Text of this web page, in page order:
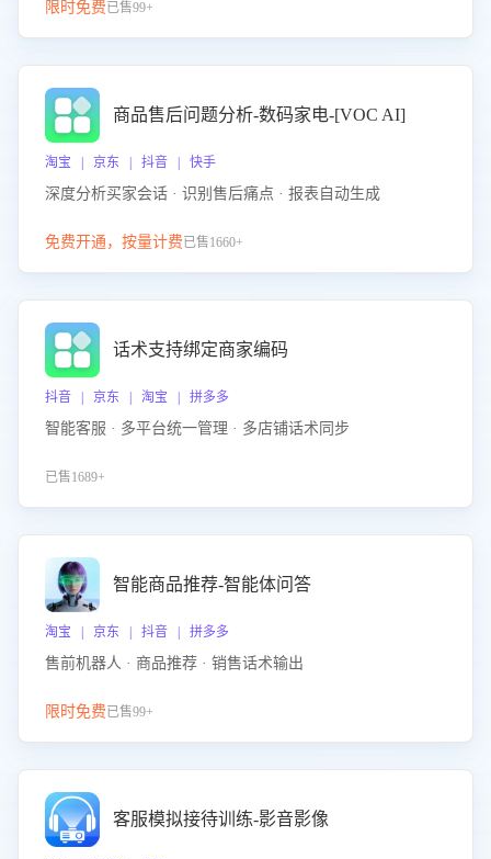
限时免费已售99+
商品售后问题分析-数码家电-[VOC AI]
淘宝 | 京东 | 抖音 | 快手
深度分析买家会话 · 识别售后痛点 · 报表自动生成
免费开通，按量计费已售1660+
话术支持绑定商家编码
抖音 | 京东 | 淘宝 | 拼多多
智能客服 · 多平台统一管理 · 多店铺话术同步
已售1689+
智能商品推荐-智能体问答
淘宝 | 京东 | 抖音 | 拼多多
售前机器人 · 商品推荐 · 销售话术输出
限时免费已售99+
客服模拟接待训练-影音影像